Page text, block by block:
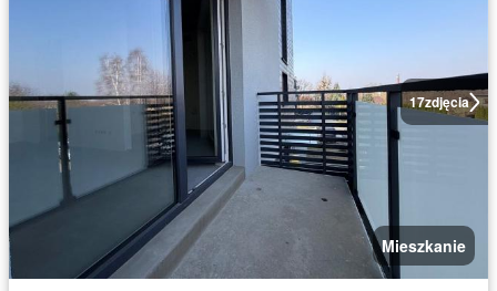
17zdjęcia
Mieszkanie